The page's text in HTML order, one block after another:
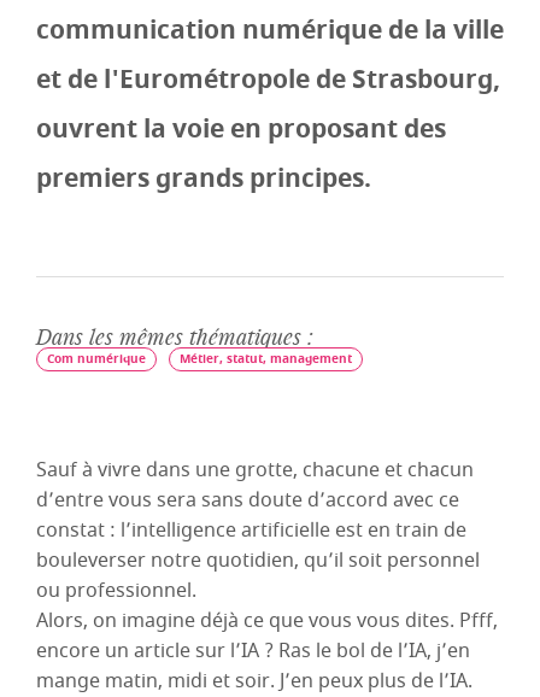
communication numérique de la ville
et de l'Eurométropole de Strasbourg,
ouvrent la voie en proposant des
premiers grands principes.
Dans les mêmes thématiques :
Com numérique Métier, statut, management
Sauf à vivre dans une grotte, chacune et chacun
d’entre vous sera sans doute d’accord avec ce
constat : l’intelligence artificielle est en train de
bouleverser notre quotidien, qu’il soit personnel
ou professionnel.
Alors, on imagine déjà ce que vous vous dites. Pfff,
encore un article sur l’IA ? Ras le bol de l’IA, j’en
mange matin, midi et soir. J’en peux plus de l’IA.